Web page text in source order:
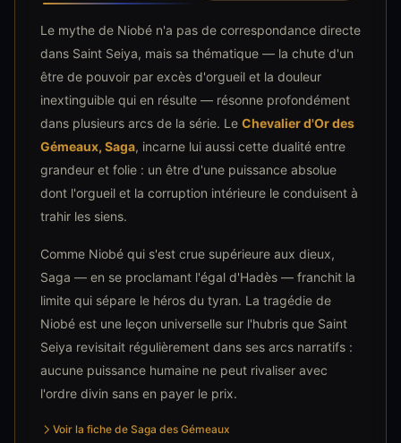
Le mythe de Niobé n'a pas de correspondance directe
dans Saint Seiya, mais sa thématique — la chute d'un
être de pouvoir par excès d'orgueil et la douleur
inextinguible qui en résulte — résonne profondément
dans plusieurs arcs de la série. Le Chevalier d'Or des
Gémeaux, Saga, incarne lui aussi cette dualité entre
grandeur et folie : un être d'une puissance absolue
dont l'orgueil et la corruption intérieure le conduisent à
trahir les siens.
Comme Niobé qui s'est crue supérieure aux dieux,
Saga — en se proclamant l'égal d'Hadès — franchit la
limite qui sépare le héros du tyran. La tragédie de
Niobé est une leçon universelle sur l'hubris que Saint
Seiya revisitait régulièrement dans ses arcs narratifs :
aucune puissance humaine ne peut rivaliser avec
l'ordre divin sans en payer le prix.
Voir la fiche de Saga des Gémeaux